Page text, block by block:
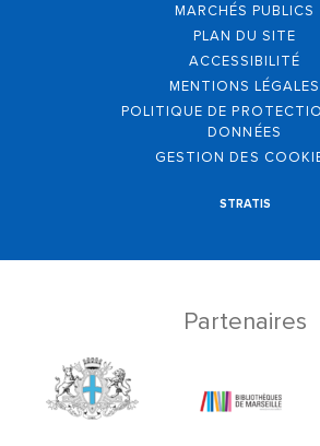
MARCHÉS PUBLICS
PLAN DU SITE
ACCESSIBILITÉ
MENTIONS LÉGALES
POLITIQUE DE
DONNÉES
GESTION DES
STRATIS
Partenaires